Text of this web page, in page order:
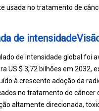
usada no tratamento de
de
de intensidade global foi
US $ 3,72 bilhões em 2032,
à crescente adoção da
no tratamento do câncer
altamente direcionada,